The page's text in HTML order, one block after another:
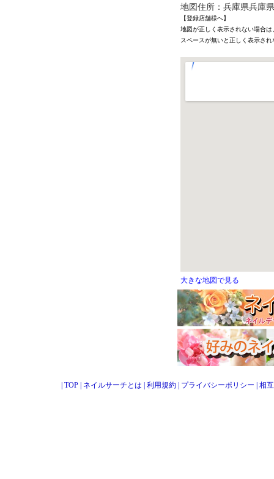
地図住所：兵庫県兵庫
【登録店舗様へ】
地図が正しく表示されない場合
スペースが無いと正しく表示さ
大きな地図で見る
TOP ネイルサーチとは 利用規約 プライバシーポリシー 相